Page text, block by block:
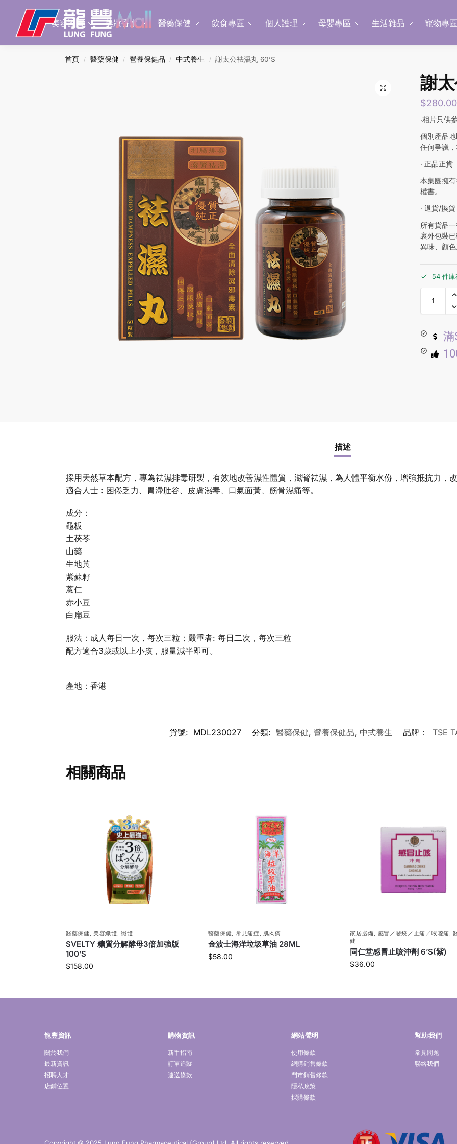
美容護膚 美妝香水 醫藥保健 飲食專區 個人護理 母嬰專區 生活雜品 寵物專區
Search
首頁 / 醫藥保健 / 營養保健品 / 中式養生 / 謝太公袪濕丸 60’S
謝
$280.00
‧相片只供
個別產品
任何爭議，
‧ 正品正貨
本集團擁
權書。
‧ 退貨/換貨
所有貨品
裹外包裝
異味、顏
54 件庫
滿
描述
採用天然草本配方，專為祛濕排毒研製，有效地改善濕性體質，滋腎祛濕，為人體平衡水份，增強抵抗力，改
適合人士 : 困倦乏力、胃滯肚谷、皮膚濕毒、口氣面黃、筋骨濕痛等。
成分：
龜板
土茯苓
山藥
生地黃
紫蘇籽
薏仁
赤小豆
白扁豆
服法：成人每日一次，每次三粒；嚴重者: 每日二次，每次三粒
配方適合3歲或以上小孩，服量減半即可。
產地： 香港
貨號: MDL230027 分類: 醫藥保健, 營養保健品, 中式養生 品牌： TSE
相關商品
醫藥保健 ,美容纖體 ,纖體
SVELTY 糖質分解酵母3倍加強版
100’S
$158.00
醫藥保健 常見痛症 肌肉痛
金波士海洋垃圾草油 28ML
$58.00
家居必備 感冒／發燒／止痛／喉嚨痛 ,
健
同仁堂感冒止咳沖劑 6’S(紫)
$36.00
龍豐資訊
關於我們
最新資訊
招聘人才
店鋪位置
購物資訊
新手指南
訂單追蹤
運送條款
網站聲明
使用條款
網購銷售條款
門市銷售條款
隱私政策
採購條款
幫助我們
常見問題
聯絡我們